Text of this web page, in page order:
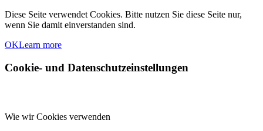
Diese Seite verwendet Cookies. Bitte nutzen Sie diese Seite nur,
wenn Sie damit einverstanden sind.
OKLearn more
Cookie- und Datenschutzeinstellungen
Wie wir Cookies verwenden